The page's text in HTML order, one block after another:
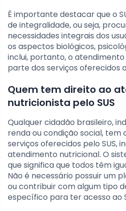
É importante destacar que o
de integralidade, ou seja,
necessidades integrais dos
os aspectos biológicos,
inclui, portanto, o
parte dos serviços oferecidos
Quem tem direito ao
nutricionista pelo SUS
Qualquer cidadão brasileiro,
renda ou condição social, tem
serviços oferecidos pelo SUS,
atendimento nutricional. O
que significa que todos têm
Não é necessário possuir um
ou contribuir com algum tipo
específico para ter acesso ao